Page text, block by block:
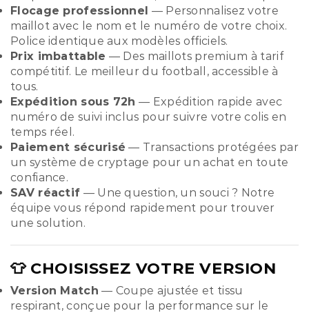
Flocage professionnel — Personnalisez votre
maillot avec le nom et le numéro de votre choix.
Police identique aux modèles officiels.
Prix imbattable — Des maillots premium à tarif
compétitif. Le meilleur du football, accessible à
tous.
Expédition sous 72h — Expédition rapide avec
numéro de suivi inclus pour suivre votre colis en
temps réel.
Paiement sécurisé — Transactions protégées par
un système de cryptage pour un achat en toute
confiance.
SAV réactif — Une question, un souci ? Notre
équipe vous répond rapidement pour trouver
une solution.
👕 CHOISISSEZ VOTRE VERSION
Version Match — Coupe ajustée et tissu
respirant, conçue pour la performance sur le